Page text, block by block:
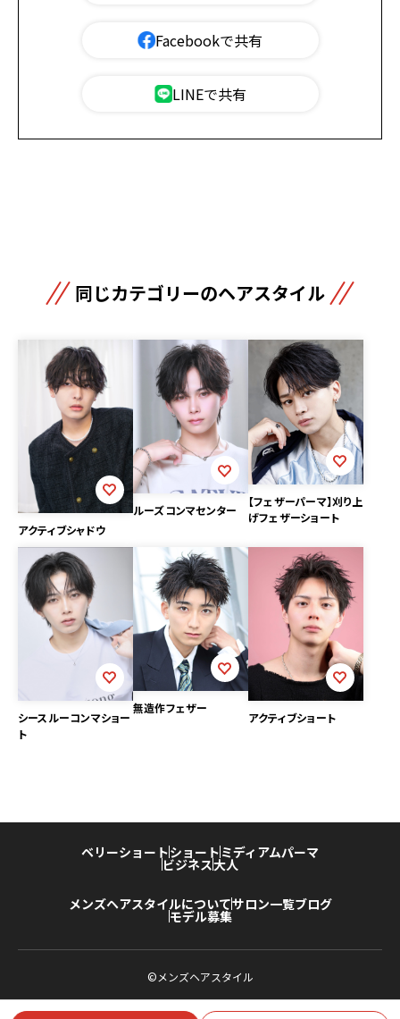
Facebookで共有
LINEで共有
同じカテゴリーのヘアスタイル
アクティブシャドウ
ルーズコンマセンター
【フェザーパーマ】刈り上
げフェザーショート
シースルーコンマショー
ト
無造作フェザー
アクティブショート
ベリーショートショート ミディアムパーマ
ビジネス大人
メンズヘアスタイルについてサロン一覧ブログ
モデル募集
©メンズヘアスタイル